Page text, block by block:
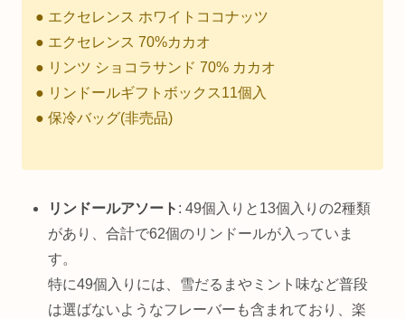
● エクセレンス ホワイトココナッツ
● エクセレンス 70%カカオ
● リンツ ショコラサンド 70% カカオ
● リンドールギフトボックス11個入
● 保冷バッグ(非売品)
リンドールアソート : 49個入りと13個入りの2種類
があり、合計で62個のリンドールが入っていま
す。
特に49個入りには、雪だるまやミント味など普段
は選ばないようなフレーバーも含まれており、楽